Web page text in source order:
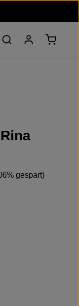
gespart)